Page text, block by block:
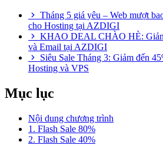
Tháng 5 giá yêu – Web mượt
cho Hosting tại AZDIGI
KHAO DEAL CHÀO HÈ:
và Email tại AZDIGI
Siêu Sale Tháng 3: Giảm đến
Hosting và VPS
Mục lục
Nội dung chương trình
1. Flash Sale 80%
2. Flash Sale 40%